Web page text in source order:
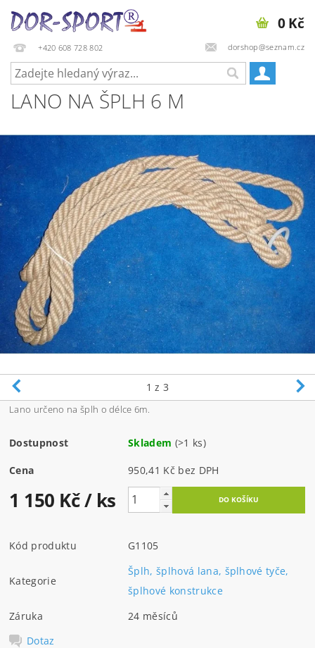
+420 608 728 802 dorshop@seznam.cz
0 Kč
LANO NA ŠPLH 6 M
1 z 3
Lano určeno na šplh o délce 6m.
Dostupnost Skladem (>1 ks)
Cena 950,41 Kč bez DPH
1 150 Kč/ ks
Kód produktu G1105
Kategorie
Šplh, šplhová lana, šplhové tyče,
šplhové konstrukce
Záruka
24 měsíců
Dotaz